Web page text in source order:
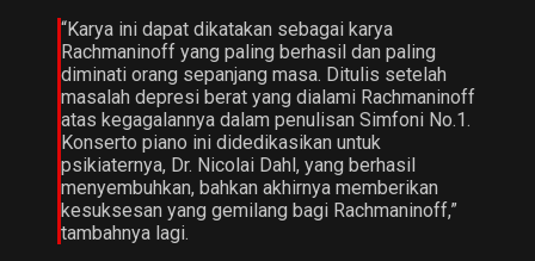
“Karya ini dapat dikatakan sebagai karya
Rachmaninoff yang paling berhasil dan paling
diminati orang sepanjang masa. Ditulis setelah
masalah depresi berat yang dialami Rachmaninoff
atas kegagalannya dalam penulisan Simfoni No.1.
Konserto piano ini didedikasikan untuk
psikiaternya, Dr. Nicolai Dahl, yang berhasil
menyembuhkan, bahkan akhirnya memberikan
kesuksesan yang gemilang bagi Rachmaninoff,”
tambahnya lagi.